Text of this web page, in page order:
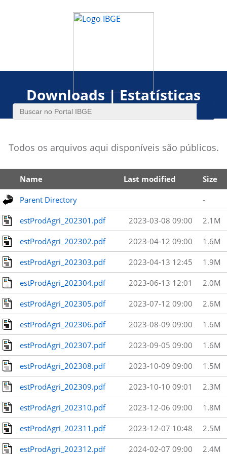
Downloads | Estatísticas
Todos os arquivos aqui disponíveis são públicos.
Name Last modified Size
Parent Directory -
estProdAgri_202301.pdf 2023-03-08 09:00 2.1M
estProdAgri_202302.pdf 2023-04-12 09:00 1.6M
estProdAgri_202303.pdf 2023-04-13 12:45 1.9M
estProdAgri_202304.pdf 2023-06-13 12:01 2.0M
estProdAgri_202305.pdf 2023-07-12 09:00 2.6M
estProdAgri_202306.pdf 2023-08-09 09:00 1.6M
estProdAgri_202307.pdf 2023-09-05 09:00 1.6M
estProdAgri_202308.pdf 2023-10-09 09:00 1.5M
estProdAgri_202309.pdf 2023-10-10 09:01 2.3M
estProdAgri_202310.pdf 2023-12-06 09:00 1.8M
estProdAgri_202311.pdf 2023-12-07 10:48 2.5M
estProdAgri_202312.pdf 2024-02-07 09:00 2.4M